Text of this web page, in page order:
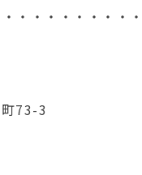
・・・・・・・・
73-3